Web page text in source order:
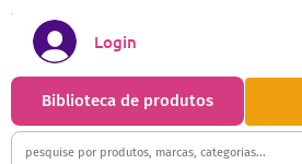
Biblioteca de produtos
Login